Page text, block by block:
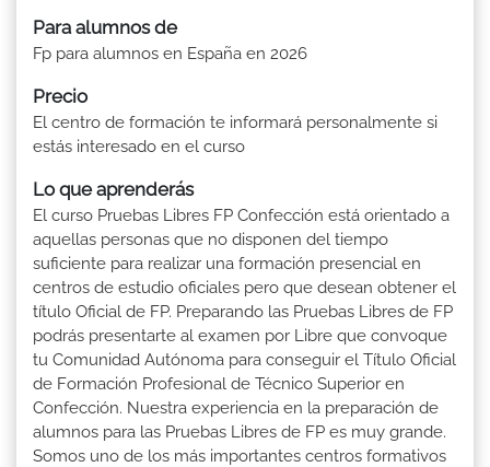
Para alumnos de
Fp para alumnos en España en 2026
Precio
El centro de formación te informará personalmente si
estás interesado en el curso
Lo que aprenderás
El curso Pruebas Libres FP Confección está orientado a
aquellas personas que no disponen del tiempo
suficiente para realizar una formación presencial en
centros de estudio oficiales pero que desean obtener el
título Oficial de FP. Preparando las Pruebas Libres de FP
podrás presentarte al examen por Libre que convoque
tu Comunidad Autónoma para conseguir el Título Oficial
de Formación Profesional de Técnico Superior en
Confección. Nuestra experiencia en la preparación de
alumnos para las Pruebas Libres de FP es muy grande.
Somos uno de los más importantes centros formativos